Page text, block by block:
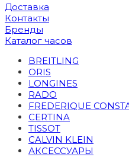
Доставка
Контакты
Бренды
Каталог часов
BREITLING
ORIS
LONGINES
RADO
FREDERIQUE
CERTINA
TISSOT
CALVIN KLEIN
АКСЕССУАРЫ